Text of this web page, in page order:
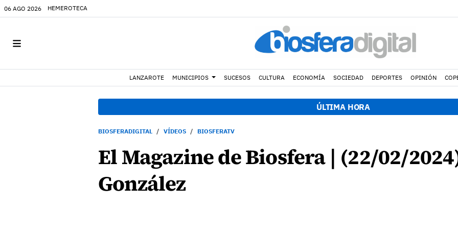
06 AGO 2026 HEMEROTECA
LANZAROTE MUNICIPIOS SUCESOS CULTURA ECONOMÍA SOCIEDAD DEPORTES OPINIÓN
ÚLTIMA HORA
BIOSFERADIGITAL VÍDEOS BIOSFERATV
El Magazine de Biosfera | (22/02/
González